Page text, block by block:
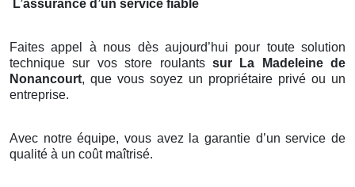
L’assurance d’un service fiable
Faites appel à nous dès aujourd’hui pour toute solution
technique sur vos store roulants sur La Madeleine de
Nonancourt, que vous soyez un propriétaire privé ou un
entreprise.
Avec notre équipe, vous avez la garantie d’un service de
qualité à un coût maîtrisé.